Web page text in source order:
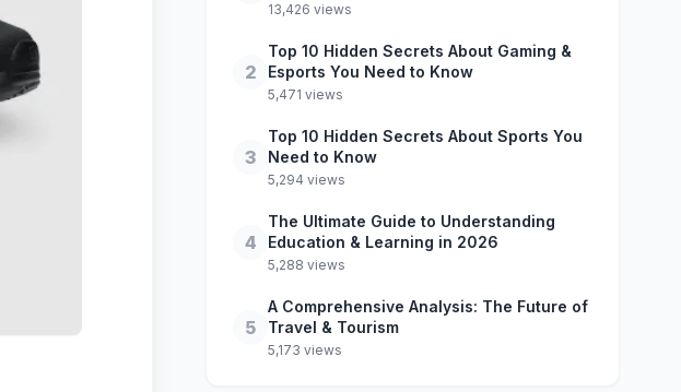
13,426 views
2
Top 10 Hidden Secrets About Gaming &
Esports You Need to Know
5,471 views
3
Top 10 Hidden Secrets About Sports You
Need to Know
5,294 views
4
The Ultimate Guide to Understanding
Education & Learning in 2026
5,288 views
5
A Comprehensive Analysis: The Future of
Travel & Tourism
5,173 views